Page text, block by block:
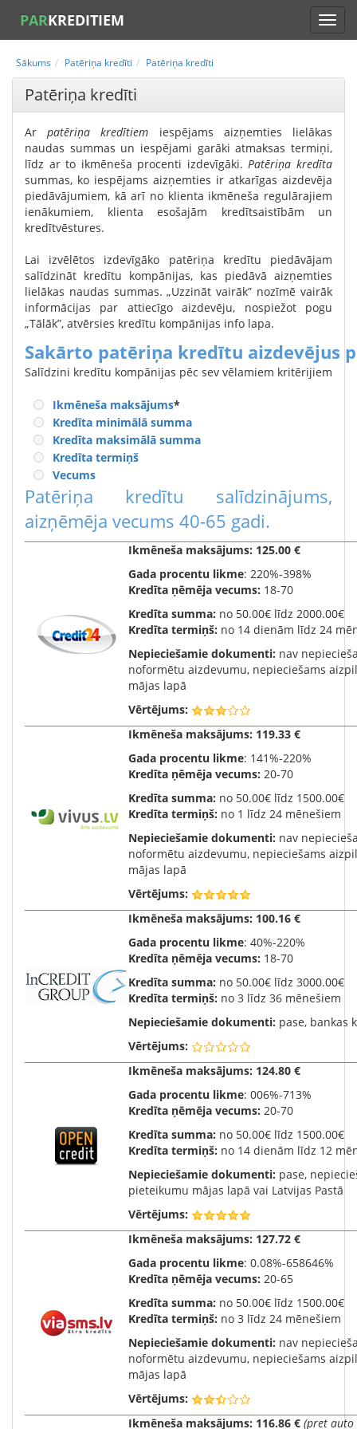
PARKREDITIEM
Sākums Patēriņa kredīti Patēriņa kredīti
Patēriņa kredīti
Arpatēriņa kredītiem iespējams aizņemties lielākas
naudas summas un iespējami garāki atmaksas termiņi,
līdz ar to ikmēneša procenti izdevīgāki.Patēriņa kredīta
summas, ko iespējams aizņemties ir atkarīgas aizdevēja
piedāvājumiem, kā arī no klienta ikmēneša regulārajiem
ienākumiem, klienta esošajām kredītsaistībām un
kredītvēstures.
Lai izvēlētos izdevīgāko patēriņa kredītu piedāvājam
salīdzināt kredītu kompānijas, kas piedāvā aizņemties
lielākas naudas summas. „Uzzināt vairāk” nozīmē vairāk
informācijas par attiecīgo aizdevēju, nospiežot pogu
„Tālāk”, atvērsies kredītu kompānijas info lapa.
Sakārto patēriņa kredītu aizdevējus
Salīdzini kredītu kompānijas pēc sev vēlamiem kritērijiem
Ikmēneša maksājums*
Kredīta minimālā summa
Kredīta maksimālā summa
Kredīta termiņš
Vecums
Patēriņa kredītu salīdzinājums,
aizņēmēja vecums 40-65 gadi.
Ikmēneša maksājums: 125.00 €
Gada procentu likme: 220%-398%
Kredīta ņēmēja vecums: 18-70
Kredīta summa: no 50.00€ līdz 2000.00€
Kredīta termiņš: no 14 dienām līdz 24
Nepieciešamie dokumenti: nav
noformētu aizdevumu, nepieciešams
mājas lapā
Vērtējums:
Ikmēneša maksājums: 119.33 €
Gada procentu likme: 141%-220%
Kredīta ņēmēja vecums: 20-70
Kredīta summa: no 50.00€ līdz 1500.00€
Kredīta termiņš: no 1 līdz 24 mēnešiem
Nepieciešamie dokumenti: nav
noformētu aizdevumu, nepieciešams
mājas lapā
Vērtējums:
Ikmēneša maksājums: 100.16 €
Gada procentu likme: 40%-220%
Kredīta ņēmēja vecums: 18-70
Kredīta summa: no 50.00€ līdz 3000.00€
Kredīta termiņš: no 3 līdz 36 mēnešiem
Nepieciešamie dokumenti: pase, bankas
Vērtējums:
Ikmēneša maksājums: 124.80 €
Gada procentu likme: 006%-713%
Kredīta ņēmēja vecums: 20-70
Kredīta summa: no 50.00€ līdz 1500.00€
Kredīta termiņš: no 14 dienām līdz 12
Nepieciešamie dokumenti: pase,
pieteikumu mājas lapā vai Latvijas Pastā
Vērtējums:
Ikmēneša maksājums: 127.72 €
Gada procentu likme: 0.08%-658646%
Kredīta ņēmēja vecums: 20-65
Kredīta summa: no 50.00€ līdz 1500.00€
Kredīta termiņš: no 3 līdz 24 mēnešiem
Nepieciešamie dokumenti: nav
noformētu aizdevumu, nepieciešams
mājas lapā
Vērtējums:
Ikmēneša maksājums: 116.86 € (pret auto